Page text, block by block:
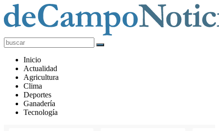
deCampoNoticias
Actualidad
Agropecuaria
Inicio
Actualidad
Agricultura
Clima
Deportes
Ganadería
Tecnología